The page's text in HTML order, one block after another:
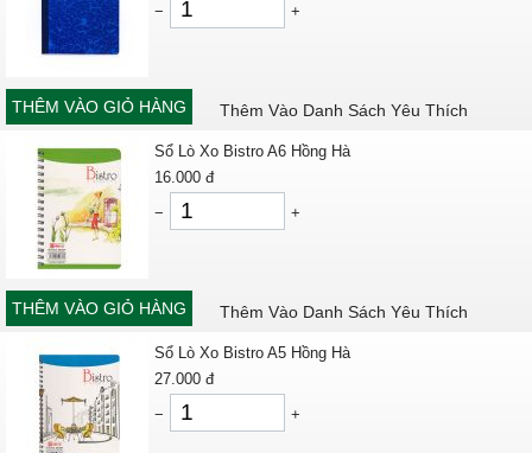
−
+
THÊM VÀO GIỎ HÀNG Thêm Vào Danh Sách Yêu Thích
Sổ Lò Xo Bistro A6 Hồng Hà
16.000 đ
−
+
THÊM VÀO GIỎ HÀNG Thêm Vào Danh Sách Yêu Thích
Sổ Lò Xo Bistro A5 Hồng Hà
27.000 đ
−
+